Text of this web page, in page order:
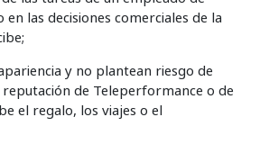
las decisiones comerciales de la
y no plantean riesgo de
de Teleperformance o de
el regalo, los viajes o el